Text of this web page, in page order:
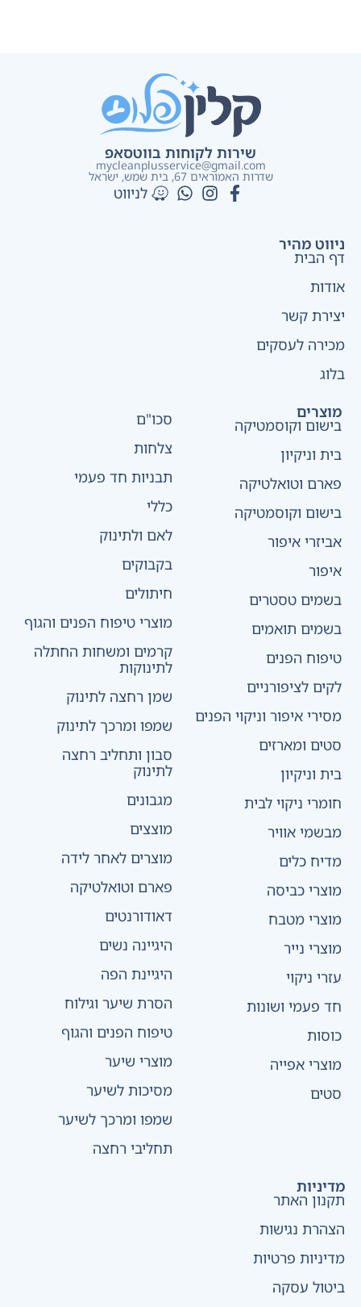
שירות לקוחות בווטסאפ
mycleanplusservice@gmail.com
שדרות האמוראים 67, בית שמש​, ישראל
לניווט
ניווט מהיר
דף הבית
אודות
יצירת קשר
מכירה לעסקים
בלוג
מוצרים
בישום וקוסמטיקה
בית וניקיון
פארם וטואלטיקה
בישום וקוסמטיקה
אביזרי איפור
איפור
בשמים טסטרים
בשמים תואמים
טיפוח הפנים
לקים לציפורניים
מסירי איפור וניקוי הפנים
סטים ומארזים
בית וניקיון
חומרי ניקוי לבית
מבשמי אוויר
מדיח כלים
מוצרי כביסה
מוצרי מטבח
מוצרי נייר
עזרי ניקוי
חד פעמי ושונות
כוסות
מוצרי אפייה
סטים
סכו"ם
צלחות
תבניות חד פעמי
כללי
לאם ולתינוק
בקבוקים
חיתולים
מוצרי טיפוח הפנים והגוף
קרמים ומשחות החתלה
לתינוקות
שמן רחצה לתינוק
שמפו ומרכך לתינוק
סבון ותחליב רחצה
לתינוק
מגבונים
מוצצים
מוצרים לאחר לידה
פארם וטואלטיקה
דאודורנטים
היגיינה נשים
היגיינת הפה
הסרת שיער וגילוח
טיפוח הפנים והגוף
מוצרי שיער
מסיכות לשיער
שמפו ומרכך לשיער
תחליבי רחצה
מדיניות
תקנון האתר
הצהרת נגישות
מדיניות פרטיות
ביטול עסקה